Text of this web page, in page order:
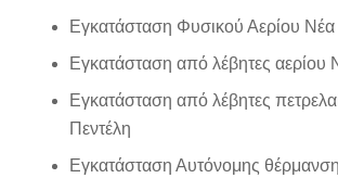
Εγκατάσταση Φυσικού Αερίου Νέα
Εγκατάσταση από λέβητες αερίου
Εγκατάσταση από λέβητες
Πεντέλη
Εγκατάσταση Αυτόνομης